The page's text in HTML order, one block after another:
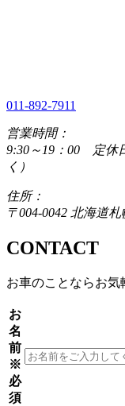
011-892-7911
営業時間：
9:30～19：00 定休
く）
住所：
〒004-0042 北海道
CONTACT
お車のことならお気
お
名
前
※
必
須